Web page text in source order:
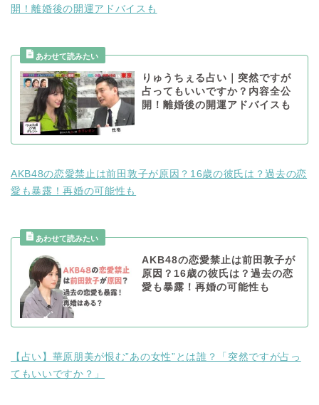
開！離婚後の開運アドバイスも
りゅうちぇる占い｜突然ですが
占ってもいいですか？内容全公
開！離婚後の開運アドバイスも
AKB48の恋愛禁止は前田敦子が原因？16歳の彼氏は？過去の恋
愛も暴露！再婚の可能性も
AKB48の恋愛禁止は前田敦子が
原因？16歳の彼氏は？過去の恋
愛も暴露！再婚の可能性も
【占い】華原朋美が恨む”あの女性”とは誰？「突然ですが占っ
てもいいですか？」